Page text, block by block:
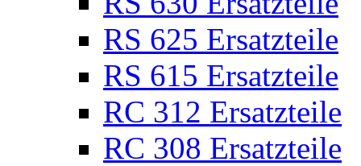
RS 625 Ersatzteile
RS 615 Ersatzteile
RC 312 Ersatzteile
RC 308 Ersatzteile